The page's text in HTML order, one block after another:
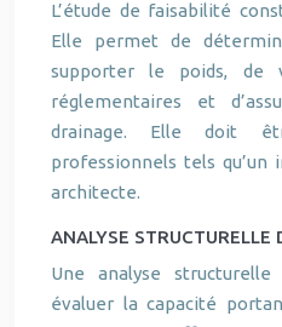
L’étude de faisabilité
Elle permet de
supporter le poids, de
réglementaires et
drainage. Elle doit
professionnels tels
architecte.
ANALYSE
Une analyse
évaluer la capacité